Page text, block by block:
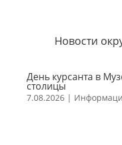
Новости
День курсанта в
столицы
7.08.2026|